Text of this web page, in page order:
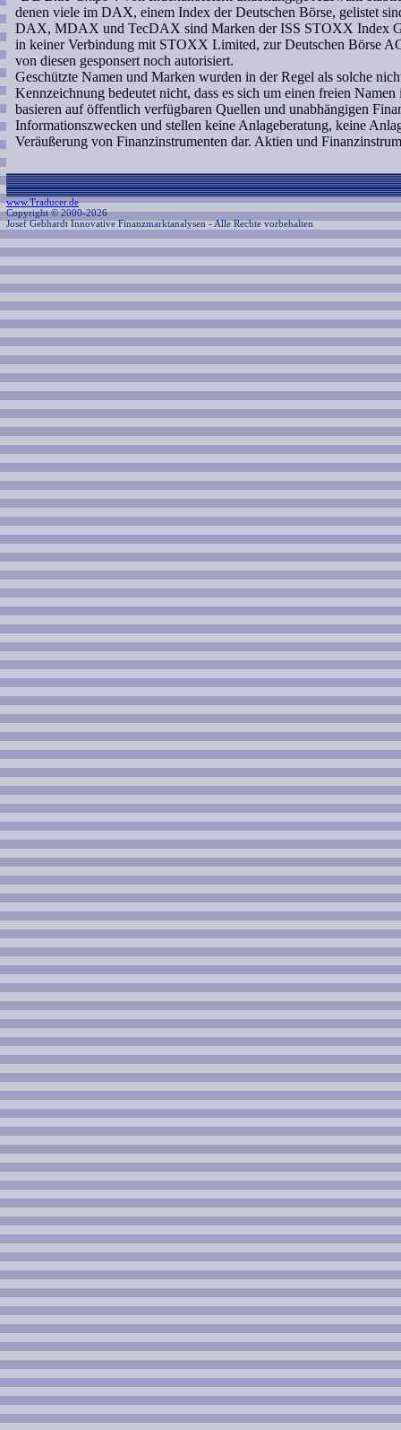
denen viele im DAX, einem Index der Deutschen Börse, gelistet
DAX, MDAX und TecDAX sind Marken der ISS STOXX Index
in keiner Verbindung mit STOXX Limited, zur Deutschen Börse
von diesen gesponsert noch autorisiert.
Geschützte Namen und Marken wurden in der Regel als solche
Kennzeichnung bedeutet nicht, dass es sich um einen freien
basieren auf öffentlich verfügbaren Quellen und unabhängigen
Informationszwecken und stellen keine Anlageberatung, keine
Veräußerung von Finanzinstrumenten dar. Aktien und
www.Traducer.de
Copyright © 2000-2026
Josef Gebhardt Innovative Finanzmarktanalysen - Alle Rechte vorbehalten